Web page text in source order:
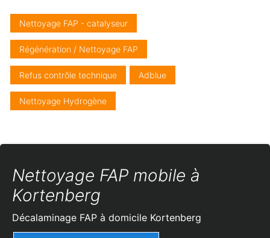
Nettoyage FAP - catalyseur
Régénération / Nettoyage FAP
Refus contrôle technique Adblue
Nettoyage Hydrogène
Nettoyage FAP mobile à
Kortenberg
Décalaminage FAP à domicile Kortenberg